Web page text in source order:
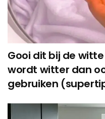
Gooi dit bij de
wordt witter dan
gebruiken